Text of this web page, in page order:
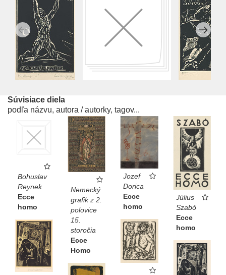
Súvisiace diela
podľa názvu, autora / autorky, tagov...
Bohuslav
Reynek
Ecce
homo
Nemecký
grafik z 2.
polovice
15.
storočia
Ecce
Homo
Jozef
Dorica
Ecce
homo
Július
Szabó
Ecce
homo